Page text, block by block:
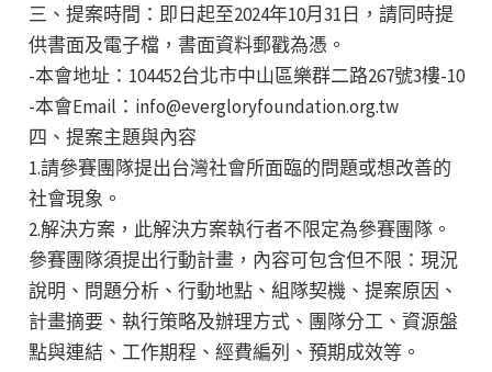
三、提案時間：即日起至2024年10月31日，請同時提
供書面及電子檔，書面資料郵戳為憑。
-本會地址：104452台北市中山區樂群二路267號3樓-10
-本會Email：info@evergloryfoundation.org.tw
四、提案主題與內容
1.請參賽團隊提出台灣社會所面臨的問題或想改善的
社會現象。
2.解決方案，此解決方案執行者不限定為參賽團隊。
參賽團隊須提出行動計畫，內容可包含但不限：現況
說明、問題分析、行動地點、組隊契機、提案原因、
計畫摘要、執行策略及辦理方式、團隊分工、資源盤
點與連結、工作期程、經費編列、預期成效等。